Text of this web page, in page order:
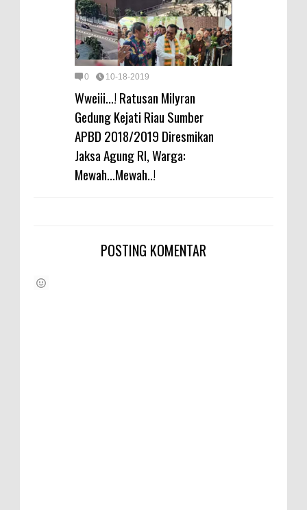
0 10-18-2019
Wweiii...! Ratusan Milyran
Gedung Kejati Riau Sumber
APBD 2018/2019 Diresmikan
Jaksa Agung RI, Warga:
Mewah...Mewah..!
POSTING KOMENTAR